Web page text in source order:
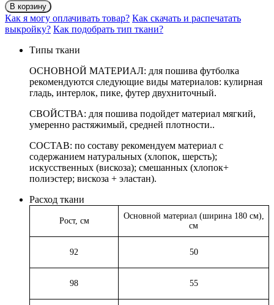
В корзину
Как я могу оплачивать товар? Как скачать и распечатать
выкройку? Как подобрать тип ткани?
Типы ткани
ОСНОВНОЙ МАТЕРИАЛ: для пошива футболка
рекомендуются следующие виды материалов: кулирная
гладь, интерлок, пике, футер двухниточный.
СВОЙСТВА: для пошива подойдет материал мягкий,
умеренно растяжимый, средней плотности..
СОСТАВ: по составу рекомендуем материал с
содержанием натуральных (хлопок, шерсть);
искусственных (вискоза); смешанных (хлопок+
полиэстер; вискоза + эластан).
Расход ткани
Рост, см
Основной материал (ширина 180 см),
см
92 50
98 55